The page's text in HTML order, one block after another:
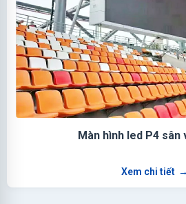
Màn hình led P4 sân
Xem chi tiết →